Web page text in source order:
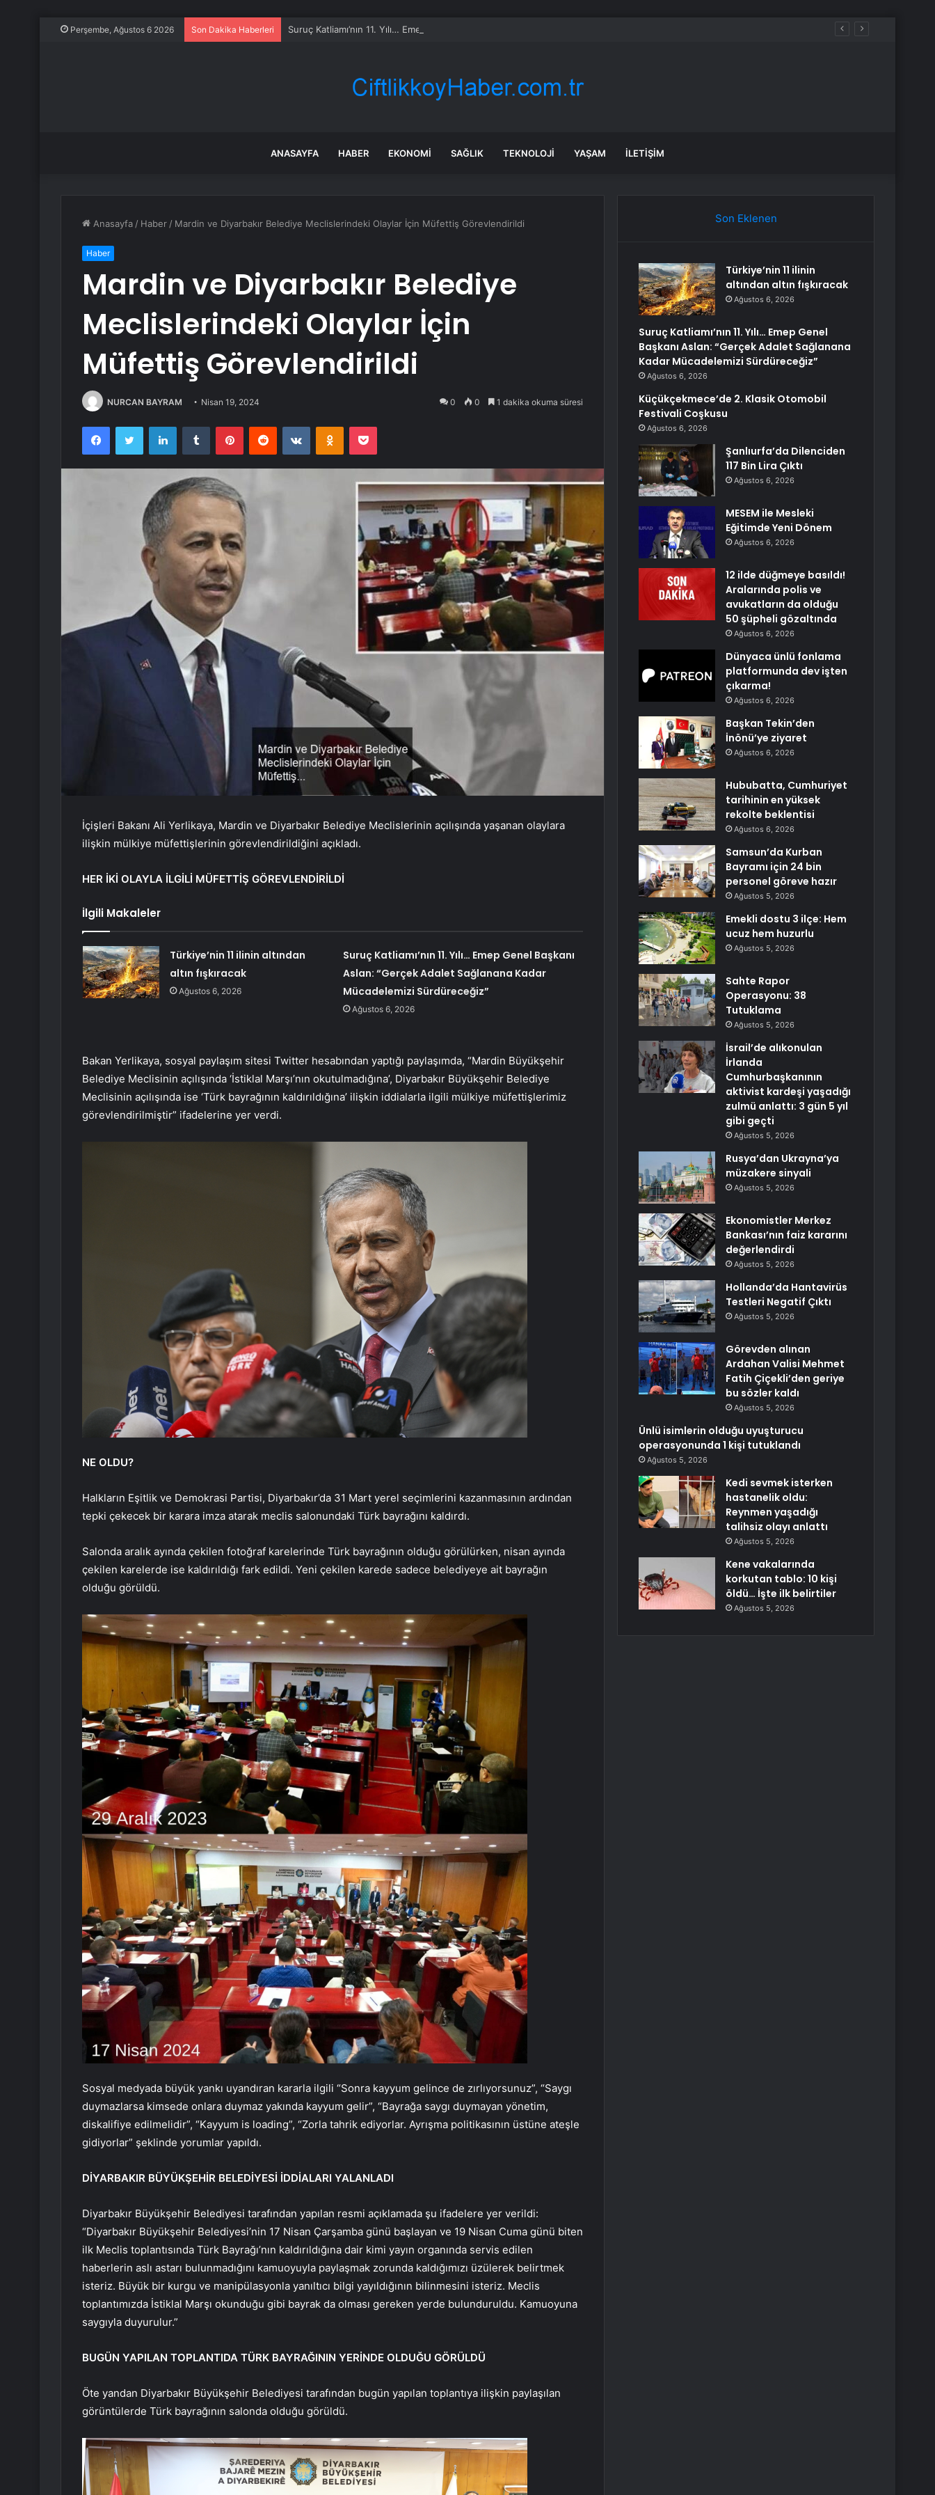
Perşembe, Ağustos 6 2026 Son Dakika Haberleri Suruç Katliamı’nın 11. Yılı… Emep Genel Başkanı Aslan: “Gerçek Adalet Sağlanana Kadar Mücadelemizi Sürdüreceğiz”
ANASAYFA HABER EKONOMI SAĞLIK TEKNOLOJI YAŞAM İLETIŞIM
Anasayfa / Haber / Mardin ve Diyarbakır Belediye Meclislerindeki Olaylar İçin Müfettiş Görevlendirildi
Haber
Mardin ve Diyarbakır Belediye
Meclislerindeki Olaylar İçin
Müfettiş Görevlendirildi
NURCAN BAYRAM Nisan 19, 2024 0 0 1 dakika okuma süresi
FacebookTwitter LinkedInTumblr PinterestReddit VKontakteOdnoklassniki
Pocket
İçişleri Bakanı Ali Yerlikaya, Mardin ve Diyarbakır Belediye Meclislerinin açılışında yaşanan olaylara
ilişkin mülkiye müfettişlerinin görevlendirildiğini açıkladı.
HER İKİ OLAYLA İLGİLİ MÜFETTİŞ GÖREVLENDİRİLDİ
İlgili Makaleler
Türkiye’nin 11 ilinin altından
altın fışkıracak
Ağustos 6, 2026
Suruç Katliamı’nın 11. Yılı… Emep Genel Başkanı
Aslan: “Gerçek Adalet Sağlanana Kadar
Mücadelemizi Sürdüreceğiz”
Ağustos 6, 2026
Bakan Yerlikaya, sosyal paylaşım sitesi Twitter hesabından yaptığı paylaşımda, “Mardin Büyükşehir
Belediye Meclisinin açılışında ‘İstiklal Marşı’nın okutulmadığına’, Diyarbakır Büyükşehir Belediye
Meclisinin açılışında ise ‘Türk bayrağının kaldırıldığına’ ilişkin iddialarla ilgili mülkiye müfettişlerimiz
görevlendirilmiştir” ifadelerine yer verdi.
NE OLDU?
Halkların Eşitlik ve Demokrasi Partisi, Diyarbakır’da 31 Mart yerel seçimlerini kazanmasının ardından
tepki çekecek bir karara imza atarak meclis salonundaki Türk bayrağını kaldırdı.
Salonda aralık ayında çekilen fotoğraf karelerinde Türk bayrağının olduğu görülürken, nisan ayında
çekilen karelerde ise kaldırıldığı fark edildi. Yeni çekilen karede sadece belediyeye ait bayrağın
olduğu görüldü.
Sosyal medyada büyük yankı uyandıran kararla ilgili “Sonra kayyum gelince de zırlıyorsunuz”, “Saygı
duymazlarsa kimsede onlara duymaz yakında kayyum gelir”, “Bayrağa saygı duymayan yönetim,
diskalifiye edilmelidir”, “Kayyum is loading”, “Zorla tahrik ediyorlar. Ayrışma politikasının üstüne ateşle
gidiyorlar” şeklinde yorumlar yapıldı.
DİYARBAKIR BÜYÜKŞEHİR BELEDİYESİ İDDİALARI YALANLADI
Diyarbakır Büyükşehir Belediyesi tarafından yapılan resmi açıklamada şu ifadelere yer verildi:
“Diyarbakır Büyükşehir Belediyesi’nin 17 Nisan Çarşamba günü başlayan ve 19 Nisan Cuma günü biten
ilk Meclis toplantısında Türk Bayrağı’nın kaldırıldığına dair kimi yayın organında servis edilen
haberlerin aslı astarı bulunmadığını kamuoyuyla paylaşmak zorunda kaldığımızı üzülerek belirtmek
isteriz. Büyük bir kurgu ve manipülasyonla yanıltıcı bilgi yayıldığının bilinmesini isteriz. Meclis
toplantımızda İstiklal Marşı okunduğu gibi bayrak da olması gereken yerde bulunduruldu. Kamuoyuna
saygıyla duyurulur.”
BUGÜN YAPILAN TOPLANTIDA TÜRK BAYRAĞININ YERİNDE OLDUĞU GÖRÜLDÜ
Öte yandan Diyarbakır Büyükşehir Belediyesi tarafından bugün yapılan toplantıya ilişkin paylaşılan
görüntülerde Türk bayrağının salonda olduğu görüldü.
Son Eklenen
Türkiye’nin 11 ilinin
altından altın fışkıracak
Ağustos 6, 2026
Suruç Katliamı’nın 11. Yılı… Emep Genel
Başkanı Aslan: “Gerçek Adalet Sağlanana
Kadar Mücadelemizi Sürdüreceğiz”
Ağustos 6, 2026
Küçükçekmece’de 2. Klasik Otomobil
Festivali Coşkusu
Ağustos 6, 2026
Şanlıurfa’da Dilenciden
117 Bin Lira Çıktı
Ağustos 6, 2026
MESEM ile Mesleki
Eğitimde Yeni Dönem
Ağustos 6, 2026
12 ilde düğmeye basıldı!
Aralarında polis ve
avukatların da olduğu
50 şüpheli gözaltında
Ağustos 6, 2026
Dünyaca ünlü fonlama
platformunda dev işten
çıkarma!
Ağustos 6, 2026
Başkan Tekin’den
İnönü’ye ziyaret
Ağustos 6, 2026
Hububatta, Cumhuriyet
tarihinin en yüksek
rekolte beklentisi
Ağustos 6, 2026
Samsun’da Kurban
Bayramı için 24 bin
personel göreve hazır
Ağustos 5, 2026
Emekli dostu 3 ilçe: Hem
ucuz hem huzurlu
Ağustos 5, 2026
Sahte Rapor
Operasyonu: 38
Tutuklama
Ağustos 5, 2026
İsrail’de alıkonulan
İrlanda
Cumhurbaşkanının
aktivist kardeşi yaşadığı
zulmü anlattı: 3 gün 5 yıl
gibi geçti
Ağustos 5, 2026
Rusya’dan Ukrayna’ya
müzakere sinyali
Ağustos 5, 2026
Ekonomistler Merkez
Bankası’nın faiz kararını
değerlendirdi
Ağustos 5, 2026
Hollanda’da Hantavirüs
Testleri Negatif Çıktı
Ağustos 5, 2026
Görevden alınan
Ardahan Valisi Mehmet
Fatih Çiçekli’den geriye
bu sözler kaldı
Ağustos 5, 2026
Ünlü isimlerin olduğu uyuşturucu
operasyonunda 1 kişi tutuklandı
Ağustos 5, 2026
Kedi sevmek isterken
hastanelik oldu:
Reynmen yaşadığı
talihsiz olayı anlattı
Ağustos 5, 2026
Kene vakalarında
korkutan tablo: 10 kişi
öldü… İşte ilk belirtiler
Ağustos 5, 2026